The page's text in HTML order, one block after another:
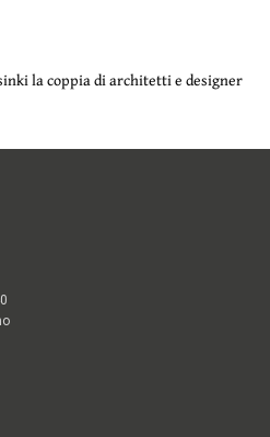
la coppia di architetti e designer